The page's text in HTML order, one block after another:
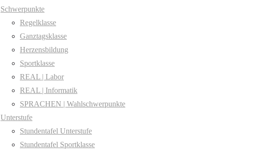
Schwerpunkte
Regelklasse
Ganztagsklasse
Herzensbildung
Sportklasse
REAL | Labor
REAL | Informatik
SPRACHEN | Wahlschwerpunkte
Unterstufe
Stundentafel Unterstufe
Stundentafel Sportklasse